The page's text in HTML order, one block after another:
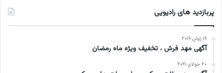
پربازدید های رادیویی
۱۹ ژوئن ۲۰۱۹
آگهی مهد فرش ، تخفیف ویژه ماه رمضان
۲۰ جولای ۲۰۲۱